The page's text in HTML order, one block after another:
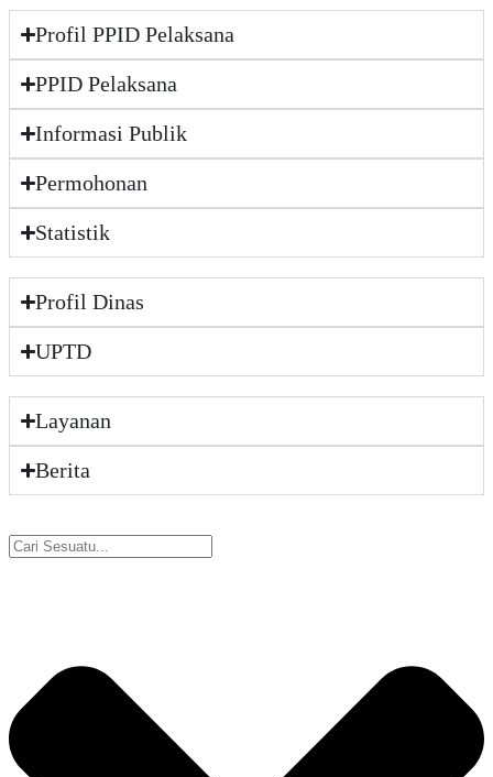
Profil PPID Pelaksana
PPID Pelaksana
Informasi Publik
Permohonan
Statistik
Profil Dinas
UPTD
Layanan
Berita